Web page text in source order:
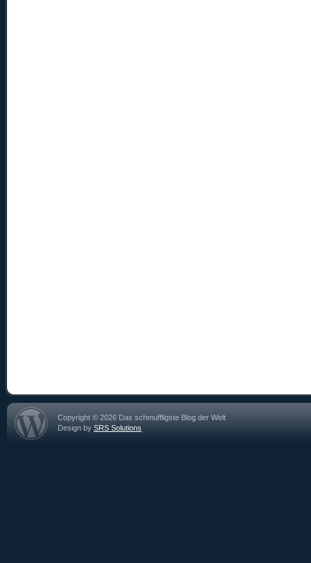
Copyright © 2026 Das schmuffligste Blog der Welt
Design by SRS Solutions